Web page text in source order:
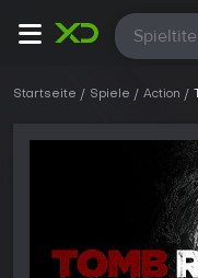
Alle
Startseite Spiele Action